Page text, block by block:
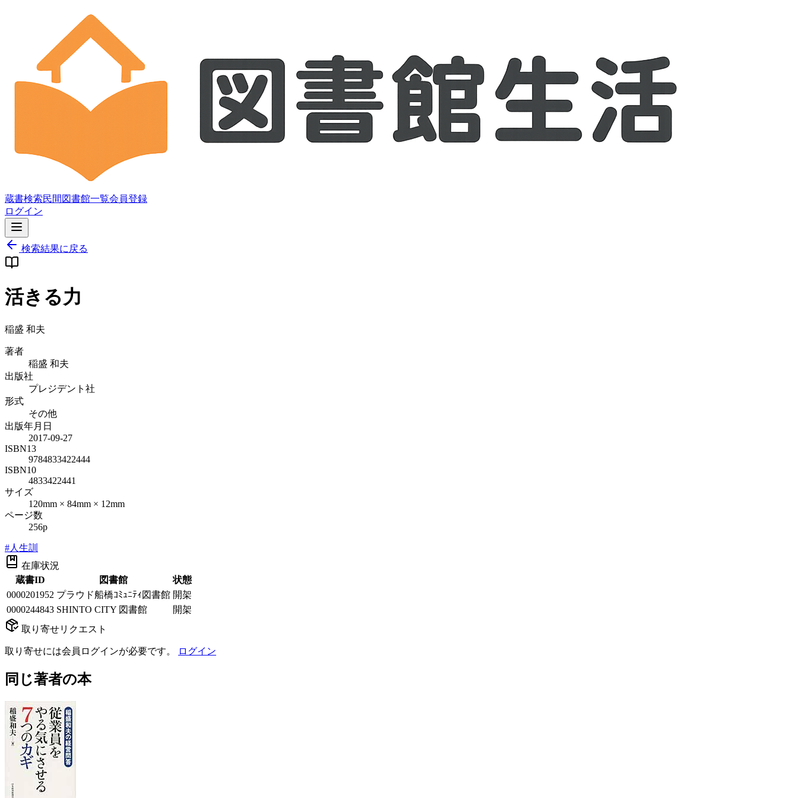
蔵書検索民間図書館一覧会員登録
ログイン
検索結果に戻る
活きる力
稲盛 和夫
著者
稲盛 和夫
出版社
プレジデント社
形式
その他
出版年月日
2017-09-27
ISBN13
9784833422444
ISBN10
4833422441
サイズ
120mm × 84mm × 12mm
ページ数
256p
#人生訓
在庫状況
蔵書ID
図書館
状態
0000201952 プラウド船橋ｺﾐｭﾆﾃｨ図書館 開架
0000244843 SHINTO CITY 図書館
開架
取り寄せリクエスト
取り寄せには会員ログインが必要です。 ログイン
同じ著者の本